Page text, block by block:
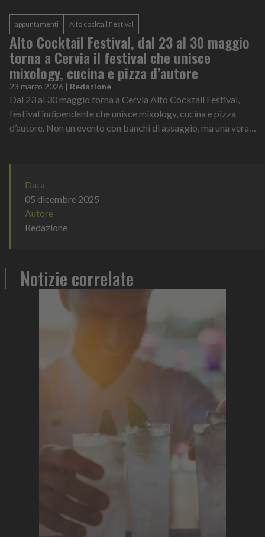
appuntamenti Alto cocktail Festival
Alto Cocktail Festival, dal 23 al 30 maggio
torna a Cervia il festival che unisce
mixology, cucina e pizza d’autore
23 marzo 2026 | Redazione
Dal 23 al 30 maggio torna a Cervia Alto Cocktail Festival,
festival indipendente che unisce mixology, cucina e pizza
d’autore. Non un evento con banchi di assaggio, ma una vera
Data
05 dicembre 2025
Autore
Redazione
Notizie correlate